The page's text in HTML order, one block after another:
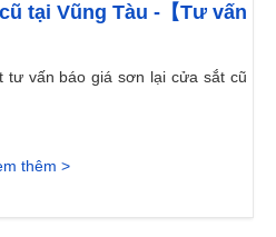
tại Vũng Tàu -【Tư vấn
tư vấn báo giá sơn lại cửa sắt cũ
thêm >